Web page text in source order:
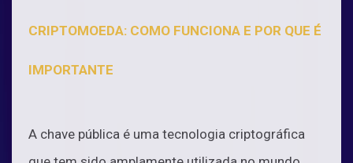
CRIPTOMOEDA: COMO FUNCIONA E POR QUE É
IMPORTANTE
A chave pública é uma tecnologia criptográfica